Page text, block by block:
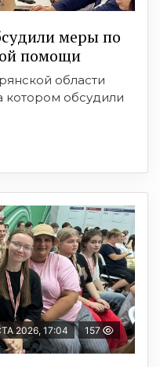
меры по
помощи
области
котором обсудили
2026, 17:04 157